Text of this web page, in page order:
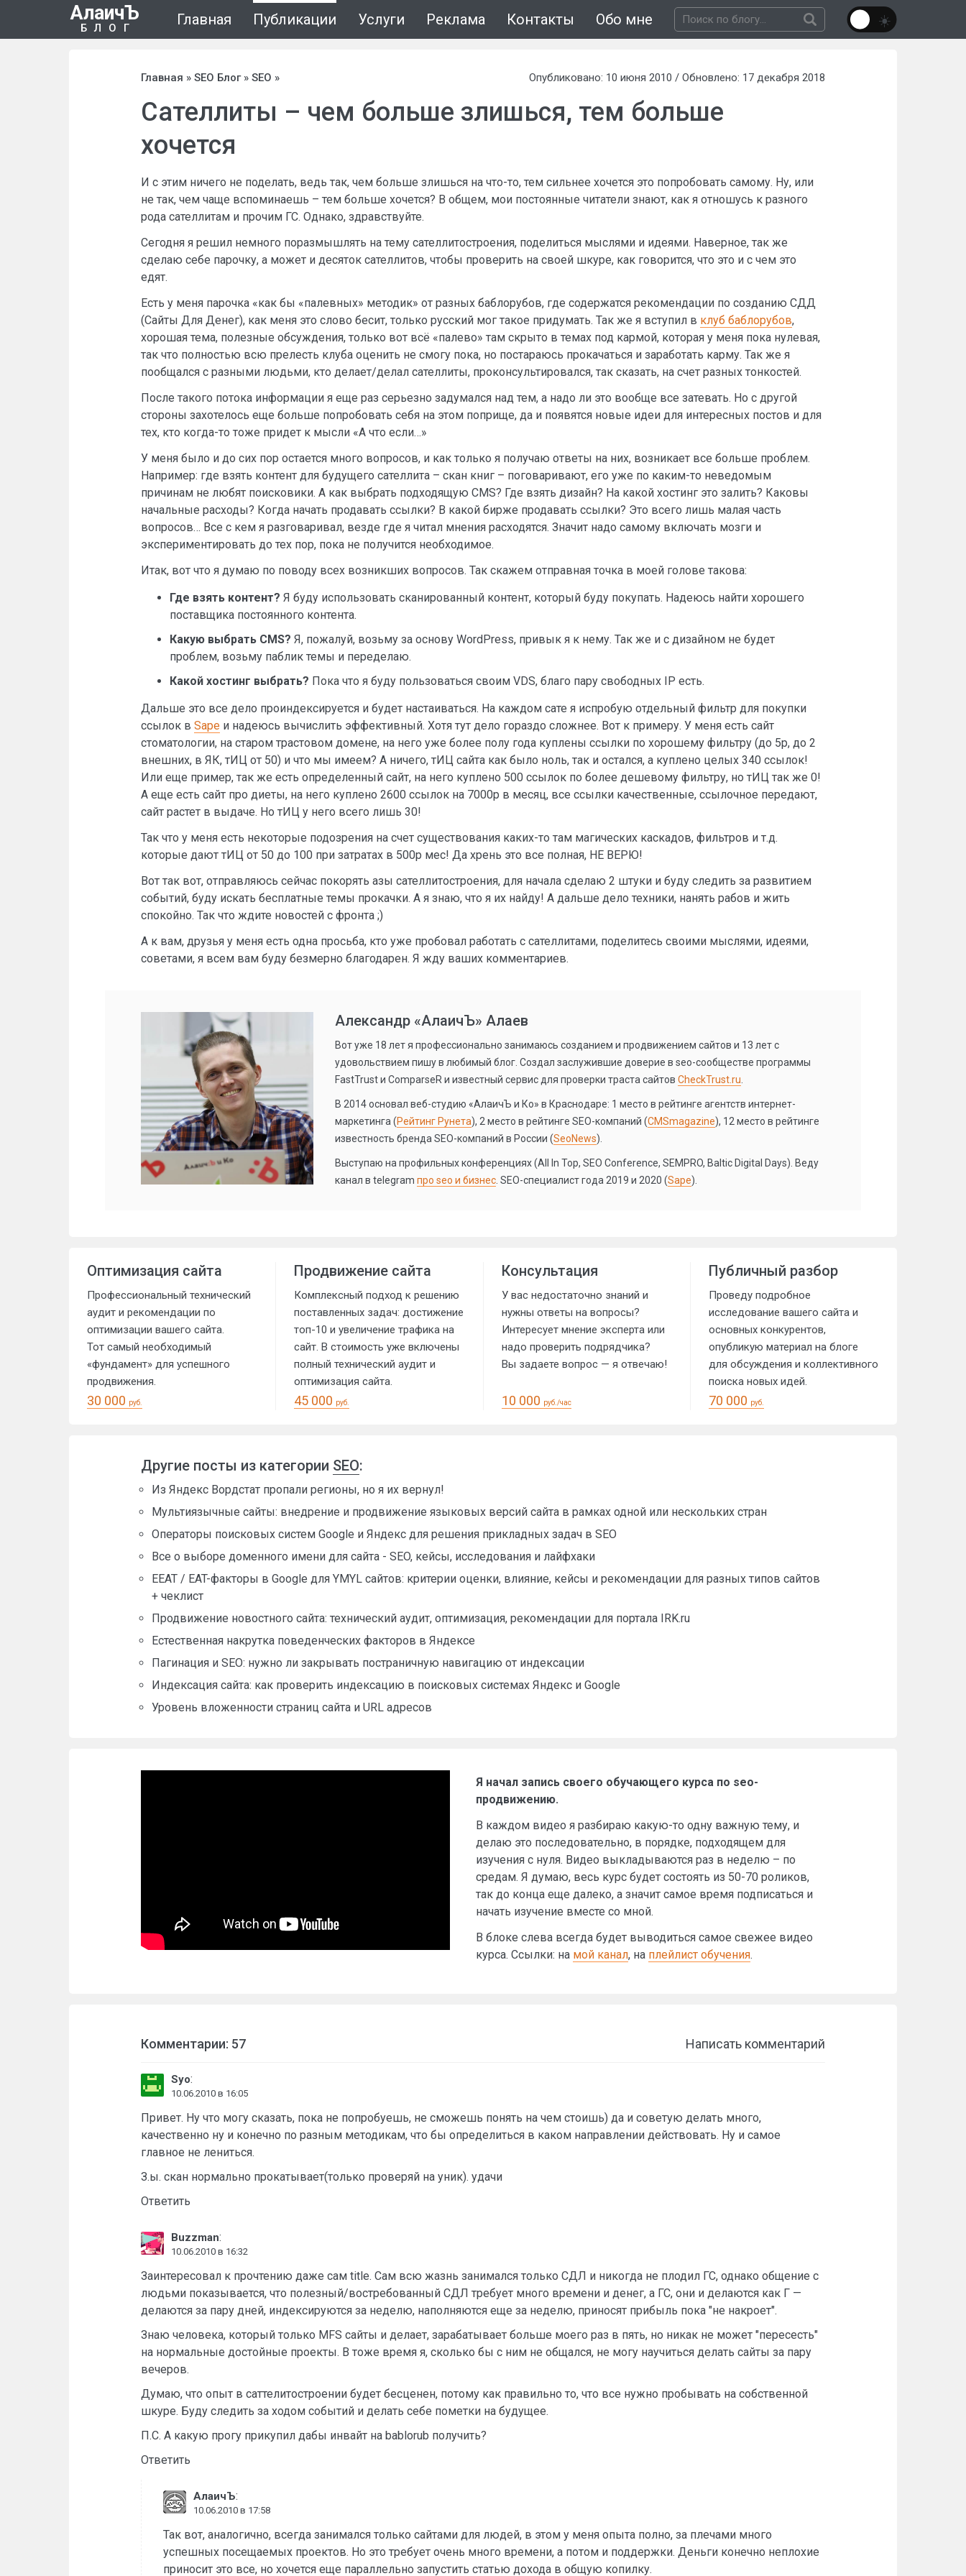
АлаичЪ
БЛОГ Главная Публикации Услуги Реклама Контакты Обо мне
Главная » SEO Блог» SEO » Опубликовано: 10 июня 2010 / Обновлено: 17 декабря 2018
Сателлиты – чем больше злишься, тем больше
хочется
И с этим ничего не поделать, ведь так, чем больше злишься на что-то, тем сильнее хочется это попробовать самому. Ну, или
не так, чем чаще вспоминаешь – тем больше хочется? В общем, мои постоянные читатели знают, как я отношусь к разного
рода сателлитам и прочим ГС. Однако, здравствуйте.
Сегодня я решил немного поразмышлять на тему сателлитостроения, поделиться мыслями и идеями. Наверное, так же
сделаю себе парочку, а может и десяток сателлитов, чтобы проверить на своей шкуре, как говорится, что это и с чем это
едят.
Есть у меня парочка «как бы «палевных» методик» от разных баблорубов, где содержатся рекомендации по созданию СДД
(Сайты Для Денег), как меня это слово бесит, только русский мог такое придумать. Так же я вступил в клуб баблорубов,
хорошая тема, полезные обсуждения, только вот всё «палево» там скрыто в темах под кармой, которая у меня пока нулевая,
так что полностью всю прелесть клуба оценить не смогу пока, но постараюсь прокачаться и заработать карму. Так же я
пообщался с разными людьми, кто делает/делал сателлиты, проконсультировался, так сказать, на счет разных тонкостей.
После такого потока информации я еще раз серьезно задумался над тем, а надо ли это вообще все затевать. Но с другой
стороны захотелось еще больше попробовать себя на этом поприще, да и появятся новые идеи для интересных постов и для
тех, кто когда-то тоже придет к мысли «А что если…»
У меня было и до сих пор остается много вопросов, и как только я получаю ответы на них, возникает все больше проблем.
Например: где взять контент для будущего сателлита – скан книг – поговаривают, его уже по каким-то неведомым
причинам не любят поисковики. А как выбрать подходящую CMS? Где взять дизайн? На какой хостинг это залить? Каковы
начальные расходы? Когда начать продавать ссылки? В какой бирже продавать ссылки? Это всего лишь малая часть
вопросов… Все с кем я разговаривал, везде где я читал мнения расходятся. Значит надо самому включать мозги и
экспериментировать до тех пор, пока не получится необходимое.
Итак, вот что я думаю по поводу всех возникших вопросов. Так скажем отправная точка в моей голове такова:
Где взять контент? Я буду использовать сканированный контент, который буду покупать. Надеюсь найти хорошего
поставщика постоянного контента.
Какую выбрать CMS? Я, пожалуй, возьму за основу WordPress, привык я к нему. Так же и с дизайном не будет
проблем, возьму паблик темы и переделаю.
Какой хостинг выбрать? Пока что я буду пользоваться своим VDS, благо пару свободных IP есть.
Дальше это все дело проиндексируется и будет настаиваться. На каждом сате я испробую отдельный фильтр для покупки
ссылок в Sape и надеюсь вычислить эффективный. Хотя тут дело гораздо сложнее. Вот к примеру. У меня есть сайт
стоматологии, на старом трастовом домене, на него уже более полу года куплены ссылки по хорошему фильтру (до 5р, до 2
внешних, в ЯК, тИЦ от 50) и что мы имеем? А ничего, тИЦ сайта как было ноль, так и остался, а куплено целых 340 ссылок!
Или еще пример, так же есть определенный сайт, на него куплено 500 ссылок по более дешевому фильтру, но тИЦ так же 0!
А еще есть сайт про диеты, на него куплено 2600 ссылок на 7000р в месяц, все ссылки качественные, ссылочное передают,
сайт растет в выдаче. Но тИЦ у него всего лишь 30!
Так что у меня есть некоторые подозрения на счет существования каких-то там магических каскадов, фильтров и т.д.
которые дают тИЦ от 50 до 100 при затратах в 500р мес! Да хрень это все полная, НЕ ВЕРЮ!
Вот так вот, отправляюсь сейчас покорять азы сателлитостроения, для начала сделаю 2 штуки и буду следить за развитием
событий, буду искать бесплатные темы прокачки. А я знаю, что я их найду! А дальше дело техники, нанять рабов и жить
спокойно. Так что ждите новостей с фронта ;)
А к вам, друзья у меня есть одна просьба, кто уже пробовал работать с сателлитами, поделитесь своими мыслями, идеями,
советами, я всем вам буду безмерно благодарен. Я жду ваших комментариев.
Александр «АлаичЪ» Алаев
Вот уже 18 лет я профессионально занимаюсь созданием и продвижением сайтов и 13 лет с
удовольствием пишу в любимый блог. Создал заслужившие доверие в seo-сообществе программы
FastTrust и ComparseR и известный сервис для проверки траста сайтов CheckTrust.ru
В 2014 основал веб-студию «АлаичЪ и Ко» в Краснодаре: 1 место в рейтинге агентств интернет-
маркетинга (Рейтинг Рунета), 2 место в рейтинге SEO-компаний (CMSmagazine), 12 место в рейтинге
известность бренда SEO-компаний в России (SeoNews).
Выступаю на профильных конференциях (All In Top, SEO Conference, SEMPRO, Baltic Digital Days). Веду
канал в telegram про seo и бизнес . SEO-специалист года 2019 и 2020 (Sape).
Оптимизация сайта
Профессиональный технический
аудит и рекомендации по
оптимизации вашего сайта.
Тот самый необходимый
«фундамент» для успешного
продвижения.
30 000 руб.
Продвижение сайта
Комплексный подход к решению
поставленных задач: достижение
топ-10 и увеличение трафика на
сайт. В стоимость уже включены
полный технический аудит и
оптимизация сайта.
45 000 руб.
Консультация
У вас недостаточно знаний и
нужны ответы на вопросы?
Интересует мнение эксперта или
надо проверить подрядчика?
Вы задаете вопрос — я отвечаю!
10 000 руб./час
Публичный разбор
Проведу подробное
исследование вашего сайта и
основных конкурентов,
опубликую материал на блоге
для обсуждения и коллективного
поиска новых идей.
70 000 руб.
Другие посты из категории SEO:
Из Яндекс Вордстат пропали регионы, но я их вернул!
Мультиязычные сайты: внедрение и продвижение языковых версий сайта в рамках одной или нескольких стран
Операторы поисковых систем Google и Яндекс для решения прикладных задач в SEO
Все о выборе доменного имени для сайта - SEO, кейсы, исследования и лайфхаки
EEAT / EAT-факторы в Google для YMYL сайтов: критерии оценки, влияние, кейсы и рекомендации для разных типов сайтов
+ чеклист
Продвижение новостного сайта: технический аудит, оптимизация, рекомендации для портала IRK.ru
Естественная накрутка поведенческих факторов в Яндексе
Пагинация и SEO: нужно ли закрывать постраничную навигацию от индексации
Индексация сайта: как проверить индексацию в поисковых системах Яндекс и Google
Уровень вложенности страниц сайта и URL адресов
Я начал запись своего обучающего курса по seo-
продвижению.
В каждом видео я разбираю какую-то одну важную тему, и
делаю это последовательно, в порядке, подходящем для
изучения с нуля. Видео выкладываются раз в неделю – по
средам. Я думаю, весь курс будет состоять из 50-70 роликов,
так до конца еще далеко, а значит самое время подписаться и
начать изучение вместе со мной.
В блоке слева всегда будет выводиться самое свежее видео
курса. Ссылки: на мой канал, на плейлист обучения.
Комментарии: 57 Написать комментарий
Syo:
10.06.2010 в 16:05
Привет. Ну что могу сказать, пока не попробуешь, не сможешь понять на чем стоишь) да и советую делать много,
качественно ну и конечно по разным методикам, что бы определиться в каком направлении действовать. Ну и самое
главное не лениться.
З.ы. скан нормально прокатывает(только проверяй на уник). удачи
Ответить
Buzzman:
10.06.2010 в 16:32
Заинтересовал к прочтению даже сам title. Сам всю жазнь занимался только СДЛ и никогда не плодил ГС, однако общение с
людьми показывается, что полезный/востребованный СДЛ требует много времени и денег, а ГС, они и делаются как Г —
делаются за пару дней, индексируются за неделю, наполняются еще за неделю, приносят прибыль пока "не накроет".
Знаю человека, который только MFS сайты и делает, зарабатывает больше моего раз в пять, но никак не может "пересесть"
на нормальные достойные проекты. В тоже время я, сколько бы с ним не общался, не могу научиться делать сайты за пару
вечеров.
Думаю, что опыт в саттелитостроении будет бесценен, потому как правильно то, что все нужно пробывать на собственной
шкуре. Буду следить за ходом событий и делать себе пометки на будущее.
П.С. А какую прогу прикупил дабы инвайт на bablorub получить?
Ответить
АлаичЪ:
10.06.2010 в 17:58
Так вот, аналогично, всегда занимался только сайтами для людей, в этом у меня опыта полно, за плечами много
успешных посещаемых проектов. Но это требует очень много времени, а потом и поддержки. Деньги конечно неплохие
приносит это все, но хочется еще параллельно запустить статью дохода в общую копилку.